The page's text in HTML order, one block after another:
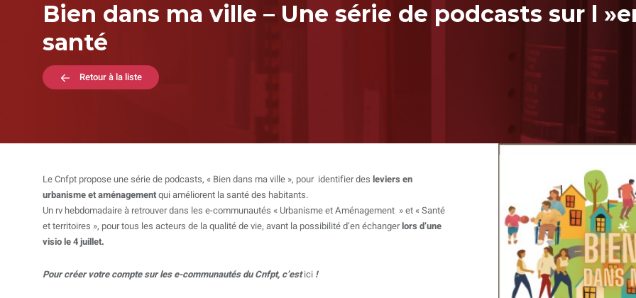
Bien dans ma ville – Une série de podcasts sur l
santé
Retour à la liste
Le Cnfpt propose une série de podcasts, « Bien dans ma ville », pour identifier des leviers en
urbanisme et aménagementqui améliorent la santé des habitants.
Un rv hebdomadaire à retrouver dans les e-communautés « Urbanisme et Aménagement » et « Santé
et territoires », pour tous les acteurs de la qualité de vie, avant la possibilité d’en échangerlors d’une
visio le 4 juillet.
Pour créer votre compte sur les e-communautés du Cnfpt, c’estici !